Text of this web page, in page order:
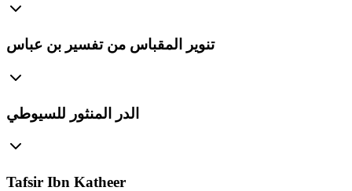
تنوير المقباس من تفسير بن عباس
الدر المنثور للسيوطي
Tafsir Ibn Katheer